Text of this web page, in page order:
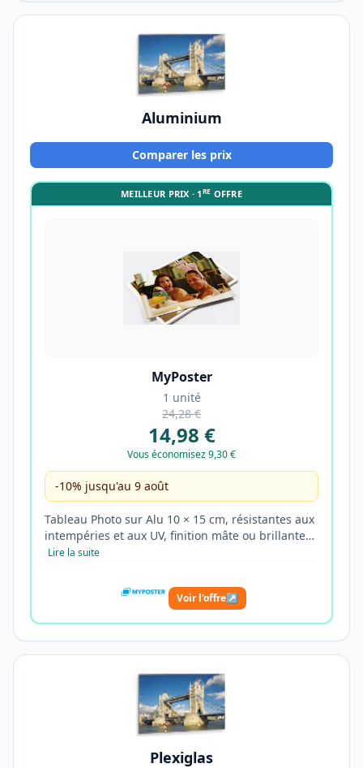
Aluminium
Comparer les prix
MEILLEUR PRIX · 1RE OFFRE
MyPoster
1 unité
24,28 €
14,98 €
Vous économisez 9,30 €
-10% jusqu'au 9 août
Tableau Photo sur Alu 10 × 15 cm, résistantes aux
intempéries et aux UV, finition mâte ou brillante…
Lire la suite
Voir l'offre↗
Plexiglas